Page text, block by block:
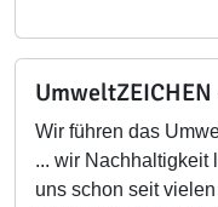
UmweltZEICHEN
Wir führen das
... wir Nachhaltigkeit
uns schon seit